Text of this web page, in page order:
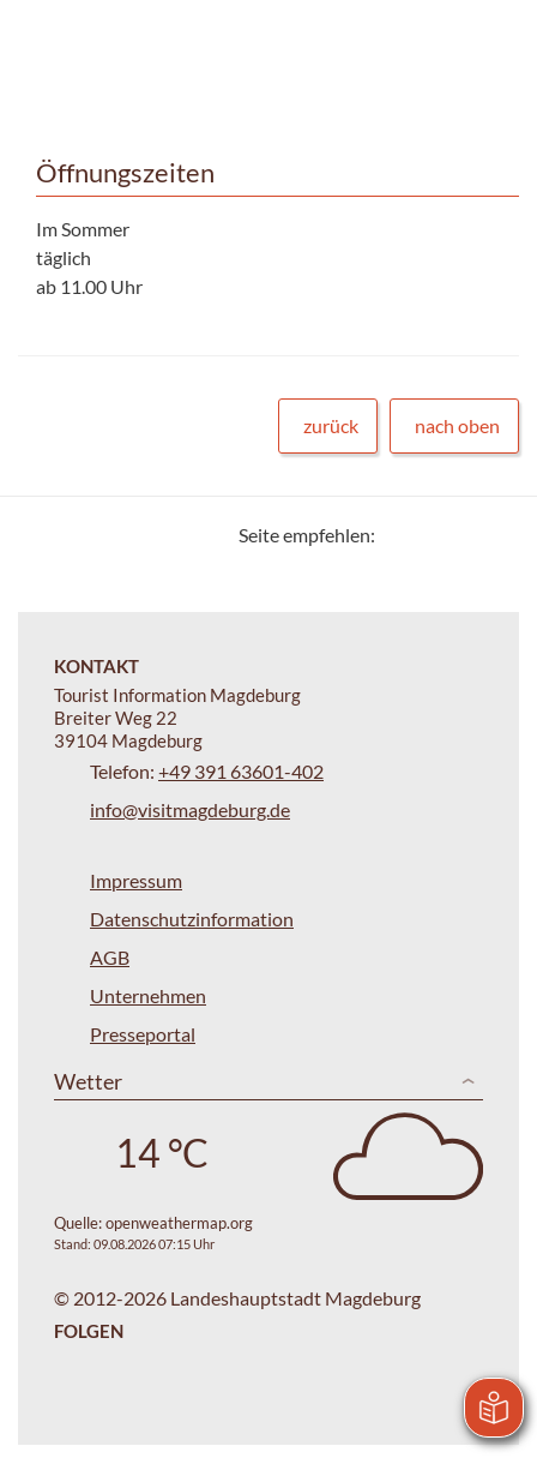
Öffnungszeiten
Im Sommer
täglich
ab 11.00 Uhr
zurück nach oben
Seite empfehlen:
KONTAKT
Tourist Information Magdeburg
Breiter Weg 22
39104 Magdeburg
Telefon: +49 391 63601-402
info@visitmagdeburg.de
Impressum
Datenschutzinformation
AGB
Unternehmen
Presseportal
Wetter
14 °C
Quelle:openweathermap.org
Stand: 09.08.2026 07:15 Uhr
© 2012-2026 Landeshauptstadt Magdeburg
FOLGEN